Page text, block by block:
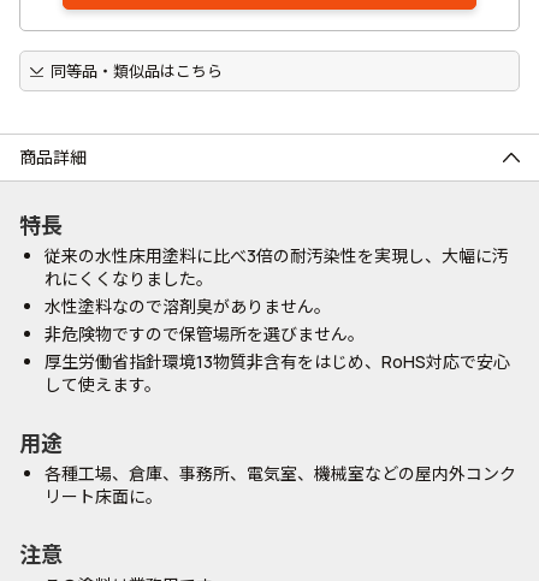
同等品・類似品はこちら
商品詳細
特長
従来の水性床用塗料に比べ3倍の耐汚染性を実現し、大幅に汚
れにくくなりました。
水性塗料なので溶剤臭がありません。
非危険物ですので保管場所を選びません。
厚生労働省指針環境13物質非含有をはじめ、RoHS対応で安心
して使えます。
用途
各種工場、倉庫、事務所、電気室、機械室などの屋内外コンク
リート床面に。
注意